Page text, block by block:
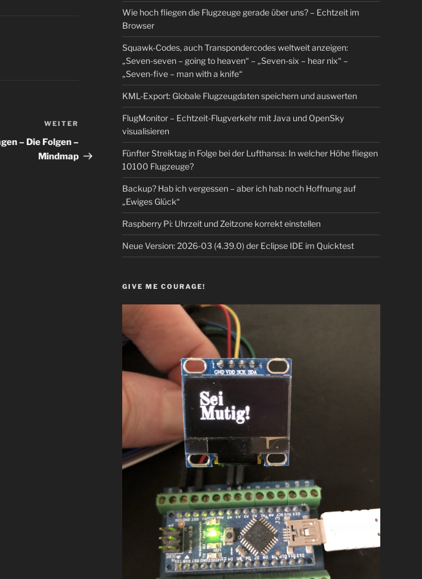
Beitrag
WEITER
– Die Folgen –
Mindmap
Wie hoch fliegen die Flugzeuge gerade über uns? – Echtzeit im
Browser
Squawk-Codes, auch Transpondercodes weltweit anzeigen:
„Seven-seven – going to heaven“ – „Seven-six – hear nix“ –
„Seven-five – man with a knife“
KML-Export: Globale Flugzeugdaten speichern und auswerten
FlugMonitor – Echtzeit-Flugverkehr mit Java und OpenSky
visualisieren
Fünfter Streiktag in Folge bei der Lufthansa: In welcher Höhe fliegen
10100 Flugzeuge?
Backup? Hab ich vergessen – aber ich hab noch Hoffnung auf
„Ewiges Glück“
Raspberry Pi: Uhrzeit und Zeitzone korrekt einstellen
Neue Version: 2026-03 (4.39.0) der Eclipse IDE im Quicktest
GIVE ME COURAGE!